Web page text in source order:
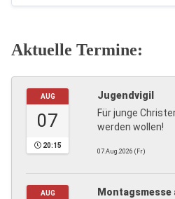
Aktuelle Termine:
AUG
07
20:15
Jugendvigil
Für junge
werden wollen!
07.Aug.2026 (Fr)
AUG
Montagsmesse